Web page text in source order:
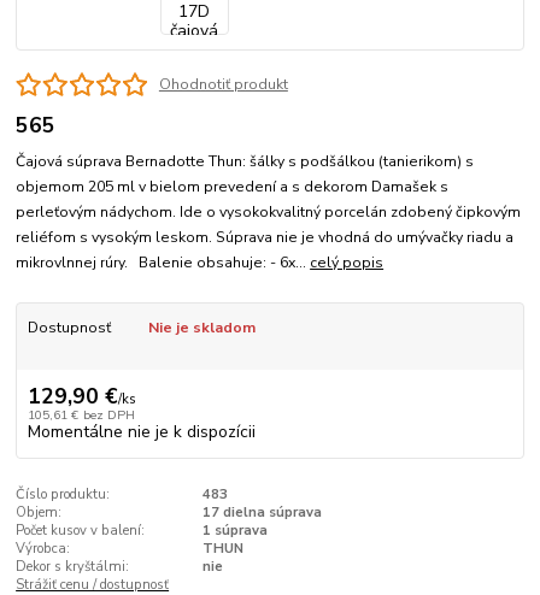
Ohodnotiť produkt
565
Čajová súprava Bernadotte Thun: šálky s podšálkou (tanierikom) s
objemom 205 ml v bielom prevedení a s dekorom Damašek s
perleťovým nádychom. Ide o vysokokvalitný porcelán zdobený čipkovým
reliéfom s vysokým leskom. Súprava nie je vhodná do umývačky riadu a
mikrovlnnej rúry. Balenie obsahuje: - 6x... celý popis
Dostupnosť Nie je skladom
129,90 €/ks
105,61 € bez DPH
Momentálne nie je k dispozícii
Číslo produktu:
483
Objem:
17 dielna súprava
Počet kusov v balení:
1 súprava
Výrobca:
THUN
Dekor s kryštálmi:
nie
Strážiť cenu / dostupnosť